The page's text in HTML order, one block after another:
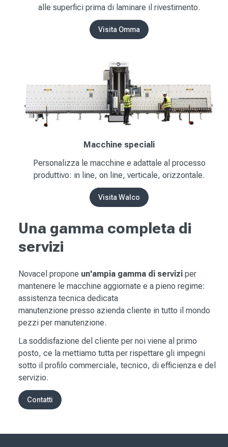
alle superfici prima di laminare il rivestimento.
Visita Omma
Macchine speciali
Personalizza le macchine e adattale al processo
produttivo: in line, on line, verticale, orizzontale.
Visita Walco
Una gamma completa di
servizi
Novacel propone un'ampia gamma di servizi per
mantenere le macchine aggiornate e a pieno regime:
assistenza tecnica dedicata
manutenzione presso azienda cliente in tutto il mondo
pezzi per manutenzione.
La soddisfazione del cliente per noi viene al primo
posto, ce la mettiamo tutta per rispettare gli impegni
sotto il profilo commerciale, tecnico, di efficienza e del
servizio.
Contatti